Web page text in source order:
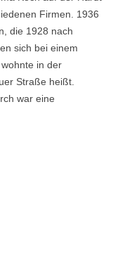
Firmen. 1936
die 1928 nach
sich bei einem
in der
Straße heißt.
war eine